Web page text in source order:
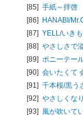
[85] 手紙～拝啓
[86] HANABI/
[87] YELL/いき
[88] やさしさで
[89] ポニーテー
[90] 会いたくて
[91] 千本桜/黒う
[92] やさしくな
[93] 風が吹いて